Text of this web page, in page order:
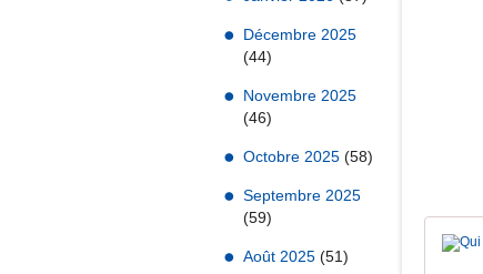
Décembre 2025
(44)
Novembre 2025
(46)
Octobre 2025 (58)
Septembre 2025
(59)
Août 2025 (51)